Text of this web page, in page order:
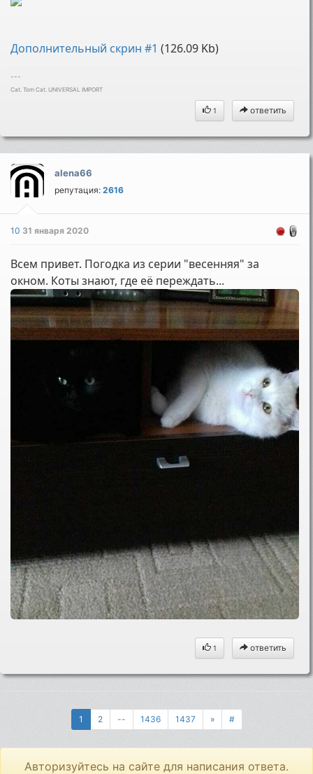
Дополнительный скрин #1 (126.09 Kb)
---
Cat. Tom Cat. UNIVERSAL IMPORT
1 ответить
alena66
репутация:2616
10 31 января 2020
Всем привет. Погодка из серии "весенняя" за
окном. Коты знают, где её переждать...
1 ответить
1 2 -- 1436 1437 » #
Авторизуйтесь на сайте для написания ответа.